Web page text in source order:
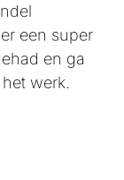
een super
en ga
werk.